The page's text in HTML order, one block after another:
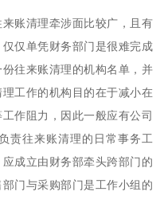
账清理牵涉面比较广，且有
仅单凭财务部门是很难完成
往来账清理的机构名单，并
工作的机构目的在于减小在
作阻力，因此一般应有公司
责往来账清理的日常事务工
成立由财务部牵头跨部门的
门与采购部门是工作小组的